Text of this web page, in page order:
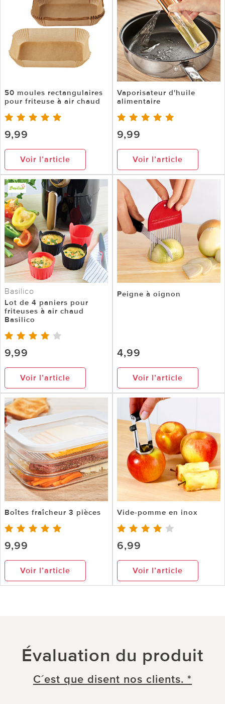
50 moules rectangulaires
pour friteuse à air chaud
9,99
Voir l’article
Vaporisateur d'huile
alimentaire
9,99
Voir l’article
Basilico
Lot de 4 paniers pour
friteuses à air chaud
Basilico
9,99
Voir l’article
Peigne à oignon
4,99
Voir l’article
Boîtes fraîcheur 3 pièces
9,99
Voir l’article
Vide-pomme en inox
6,99
Voir l’article
Évaluation du produit
C´est que disent nos clients. *